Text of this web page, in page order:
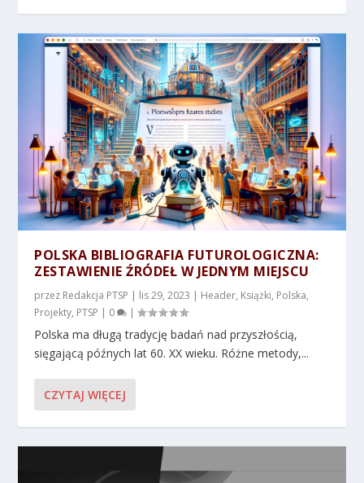
POLSKA BIBLIOGRAFIA FUTUROLOGICZNA:
ZESTAWIENIE ŹRÓDEŁ W JEDNYM MIEJSCU
przez Redakcja PTSP | lis 29, 2023 | Header, Książki, Polska,
Projekty, PTSP | 0 |
Polska ma długą tradycję badań nad przyszłością,
sięgającą późnych lat 60. XX wieku. Różne metody,...
CZYTAJ WIĘCEJ